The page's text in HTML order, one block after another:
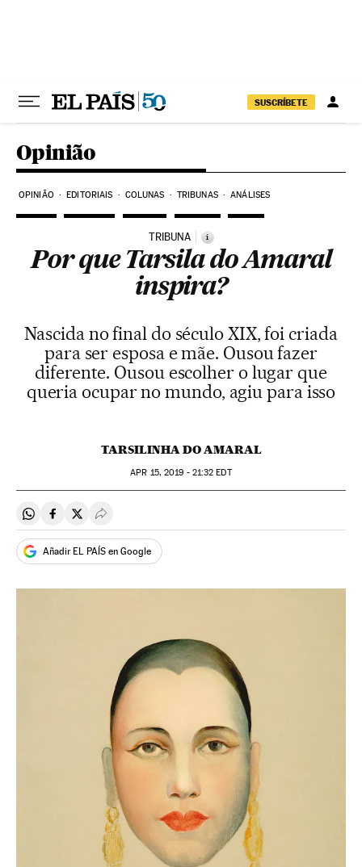
SUSCRÍBETE
Opinião
OPINIÃO EDITORIAIS COLUNAS TRIBUNAS ANÁLISES
TRIBUNA i
Por que Tarsila do Amaral
inspira?
Nascida no final do século XIX, foi criada
para ser esposa e mãe. Ousou fazer
diferente. Ousou escolher o lugar que
queria ocupar no mundo, agiu para isso
TARSILINHA DO AMARAL
APR 15, 2019 - 21:32 EDT
Compartir en Whatsapp
Compartir en Facebook
Compartir en Twitter
Desplegar Redes Sociales
Añadir EL PAÍS en Google